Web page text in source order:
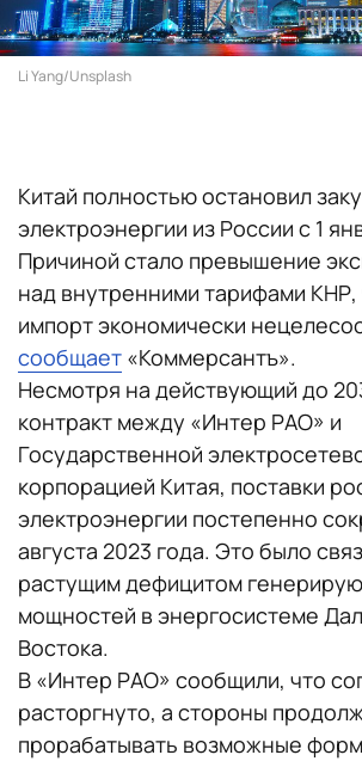
Li Yang/Unsplash
Китай полностью остановил
электроэнергии из России с 1
Причиной стало превышение
над внутренними тарифами КНР,
импорт экономически
сообщает «Коммерсантъ».
Несмотря на действующий до
контракт между «Интер РАО» и
Государственной
корпорацией Китая, поставки
электроэнергии постепенно
августа 2023 года. Это было
растущим дефицитом
мощностей в энергосистеме
Востока.
В «Интер РАО» сообщили, что
расторгнуто, а стороны
прорабатывать возможные